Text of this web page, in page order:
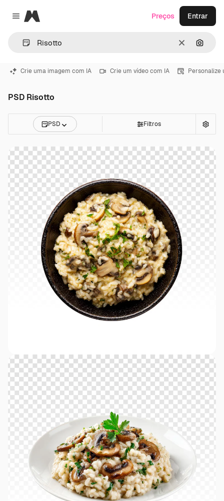
Close menu
Magnific
Limpar
Preços Entrar
Crie uma imagem com IA Crie um vídeo com IA Personalize
PSD Risotto
PSD Filtros